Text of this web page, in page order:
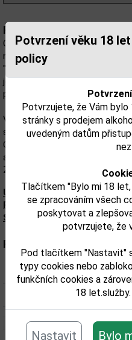
Potvrzení věku 18
policy
Potvrzujete, že Vám
stránky s prodejem
uvedeným datům
Tlačítkem "Bylo mi 18
se zpracováním všech
poskytovat a
potvrzujete, že
Pod tlačítkem "Nastavit"
typy cookies nebo
funkčních cookies a
18 let.služby.
Nastavit Bylo
Popis:
Cruach Mhóna znamená v
rašelinových kociek a je
"dymovom") ako rašelinový
je známy rašelinou, tento nápoj
pomocou nej nevyrába
Vôňa: Rašelina a vanilka,
sladké sušienky a ovocie zo
Chuť: Ľahká a dymová, citrón,
a slad a náznaky piesočnej duny.
Záver: Viac sladkého dymu a
Upozorňujeme, že tento
Presné zloženie a alergény
Skontrolujte prosím pred
Parametry:
Obsah alkoholu obj. %: